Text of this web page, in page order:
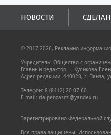
НОВОСТИ
© 2017-2026, Рекламно-
Учредитель: Общество с
Главный редактор — Куликова
Адрес редакции: 440028, г. Пенза,
Телефон: 8 (8412) 20-07-60
E-mail: ria.penzasmi@yandex.ru
Зарегистрировано Федеральной
Все права защищены.